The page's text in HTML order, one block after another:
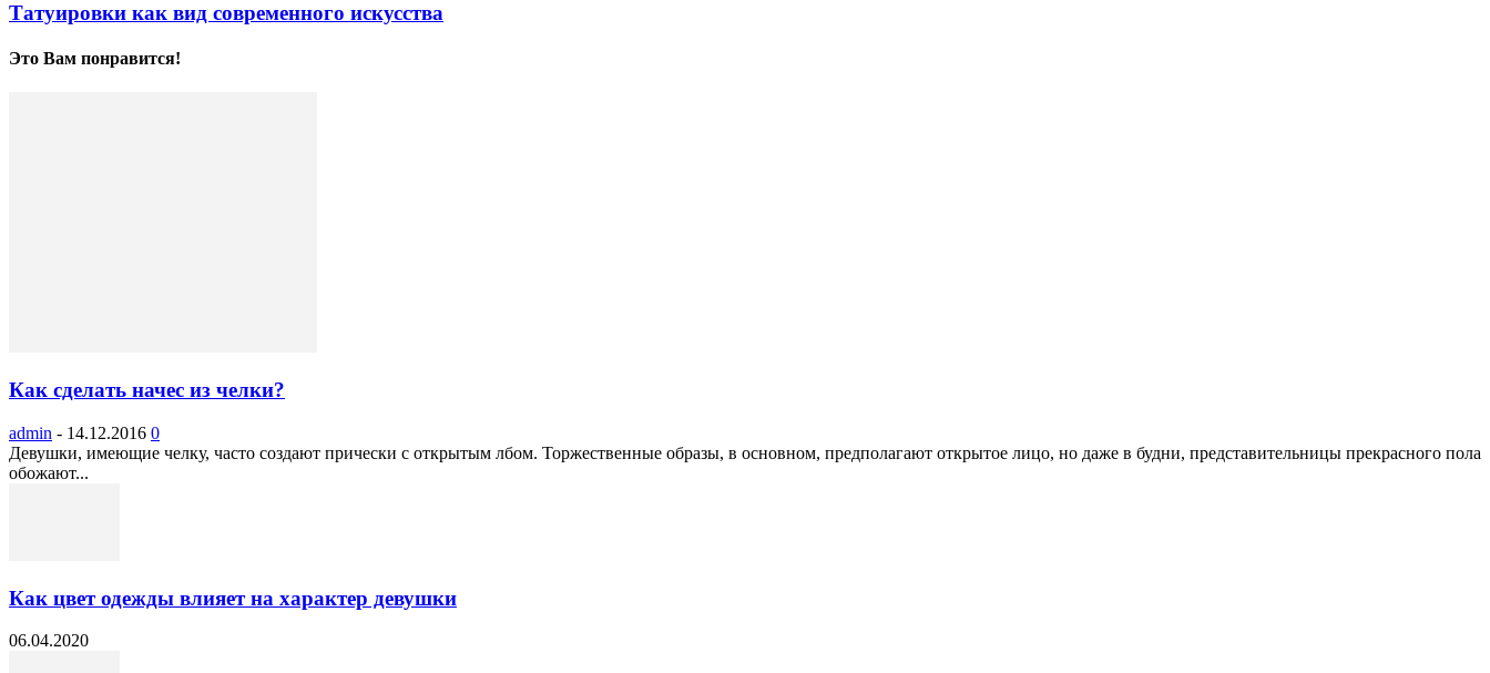
Татуировки как вид современного искусства
Это Вам понравится!
Как сделать начес из челки?
admin - 14.12.2016 0
Девушки, имеющие челку, часто создают прически с открытым лбом. Торжественные образы, в основном, предполагают открытое лицо, но даже в будни, представительницы прекрасного пола
обожают...
Как цвет одежды влияет на характер девушки
06.04.2020